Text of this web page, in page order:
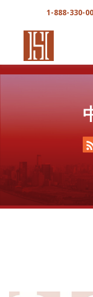
1-888-330-